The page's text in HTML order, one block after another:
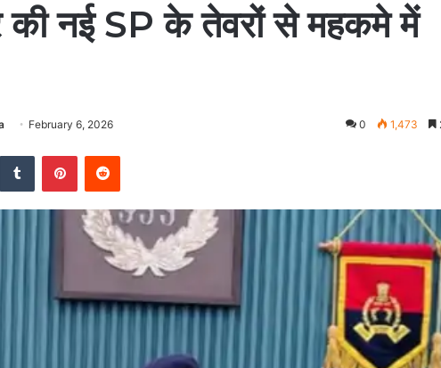
की नई SP के तेवरों से महकमे में
February 6, 2026 0 1,473
Tumblr PinterestReddit